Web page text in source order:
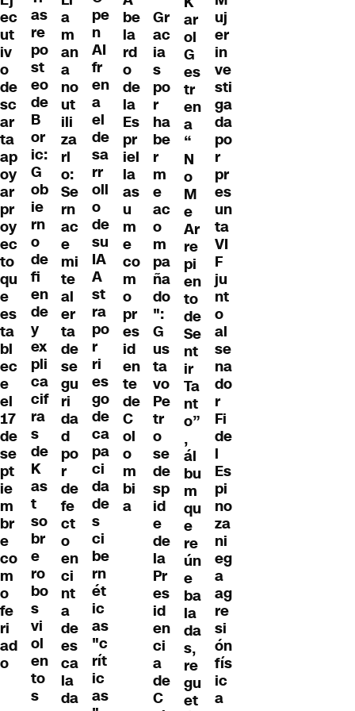
ec
ut
iv
o
de
sc
ar
ta
ap
oy
ar
pr
oy
ec
to
qu
e
es
ta
bl
ec
e
el
17
de
se
pt
ie
m
br
e
co
m
o
fe
ri
ad
o
as
re
po
st
eo
de
B
or
ic:
G
ob
ie
rn
o
de
fi
en
de
y
ex
pli
ca
cif
ra
s
de
K
as
t
so
br
e
ro
bo
s
vi
ol
en
to
s
a
m
an
a
no
ut
ili
za
rl
o:
Se
rn
ac
e
mi
te
al
er
ta
de
se
gu
ri
da
d
po
r
de
fe
ct
o
en
ci
nt
a
de
es
ca
la
da
pe
n
AI
fr
en
a
el
de
sa
rr
oll
o
de
su
IA
A
st
ra
po
r
ri
es
go
de
ca
pa
ci
da
de
s
ci
be
rn
ét
ic
as
"c
rít
ic
as
be
la
rd
o
de
la
Es
pr
iel
la
as
u
m
e
co
m
o
pr
es
id
en
te
de
C
ol
o
m
bi
a
Gr
ac
ia
s
po
r
ha
be
r
m
e
ac
o
m
pa
ña
do
":
G
us
ta
vo
Pe
tr
o
se
de
sp
id
e
de
la
Pr
es
id
en
ci
a
de
C
ar
ol
G
es
tr
en
a
“
N
o
M
e
Ar
re
pi
en
to
de
Se
nt
ir
Ta
nt
o”
,
ál
bu
m
qu
e
re
ún
e
ba
la
da
s,
re
gu
et
uj
er
in
ve
sti
ga
da
po
r
pr
es
un
ta
VI
F
ju
nt
o
al
se
na
do
r
Fi
de
l
Es
pi
no
za
ni
eg
a
ag
re
si
ón
fís
ic
a